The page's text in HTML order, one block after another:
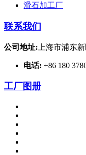
滑石加工厂
联系我们
公司地址: 上海市浦东
电话: +86 180
工厂图册